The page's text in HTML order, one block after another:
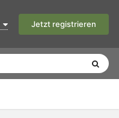
Jetzt registrieren